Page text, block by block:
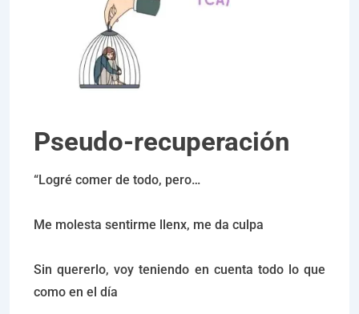
Pseudo-recuperación
“Logré comer de todo, pero…
Me molesta sentirme llenx, me da culpa
Sin quererlo, voy teniendo en cuenta todo lo que
como en el día